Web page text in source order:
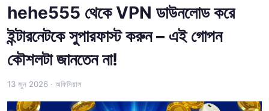
hehe555 থেকে VPN ডাউনলোড করে
ইন্টারনেটকে সুপারফাস্ট করুন – এই গোপন
কৌশলটা জানতেন না!
13 জুন 2026 · অফিসিয়াল